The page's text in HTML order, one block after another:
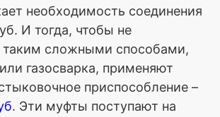
необходимость соединения
И тогда, чтобы не
таким сложными способами,
газосварка, применяют
приспособление –
. Эти муфты поступают на